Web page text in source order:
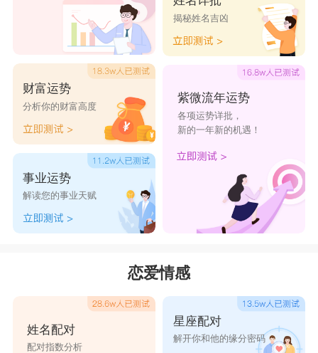
财富运势
分析你的财富高度
事业运势
解读您的事业天赋
揭秘姓名吉凶
紫微流年运势
各项运势详批，
新的一年新的机遇！
恋爱情感
姓名配对
配对指数分析
星座配对
解开你和他的缘分密码